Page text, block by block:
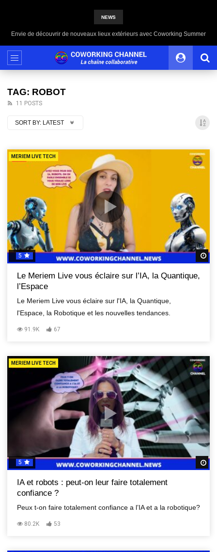
NEWS
Envie de découvrir de nouveaux lieux extérieurs avec Coworking Summer
TAG: ROBOT
11 POSTS
SORT BY: LATEST
MERIEM LIVE TECH
5
Le Meriem Live vous éclaire sur l’IA, la Quantique,
l’Espace
Le Meriem Live vous éclaire sur l'IA, la Quantique,
l'Espace, la Robotique et les nouvelles tendances.
91.9K 67
MERIEM LIVE TECH
5
IA et robots : peut-on leur faire totalement
confiance ?
Peux t-on faire totalement confiance a l’IA et a la robotique?
80.2K 53